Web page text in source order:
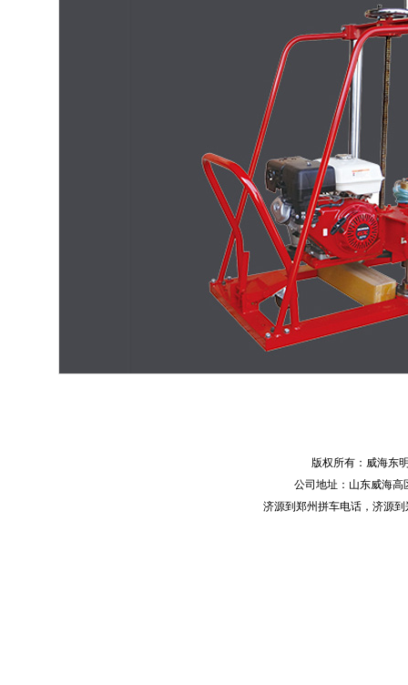
版权所有：威海东
公司地址：山东威海高
济源到郑州拼车电话 ， 济源到